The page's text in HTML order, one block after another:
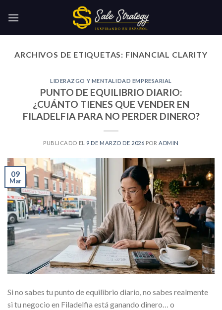
ARCHIVOS DE ETIQUETAS: FINANCIAL CLARITY
LIDERAZGO Y MENTALIDAD EMPRESARIAL
PUNTO DE EQUILIBRIO DIARIO:
¿CUÁNTO TIENES QUE VENDER EN
FILADELFIA PARA NO PERDER DINERO?
PUBLICADO EL 9 DE MARZO DE 2026 POR ADMIN
09
Mar
Si no sabes tu punto de equilibrio diario, no sabes realmente
si tu negocio en Filadelfia está ganando dinero… o